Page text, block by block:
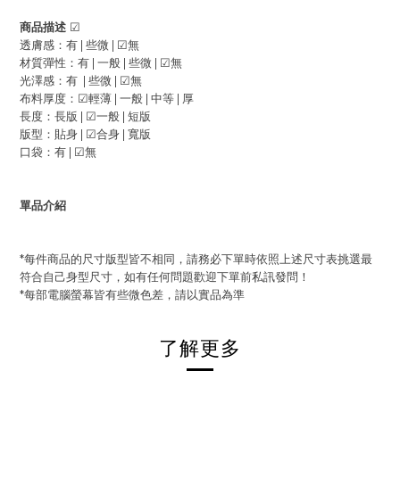
商品描述 ☑
透膚感：有 | 些微 | ☑無
材質彈性：有 | 一般 | 些微 | ☑無
光澤感：有 | 些微 | ☑無
布料厚度： ☑輕薄 | 一般 | 中等 | 厚
長度：長版 | ☑一般 | 短版
版型：貼身 | ☑合身 | 寬版
口袋：有 | ☑無
單品介紹
*每件商品的尺寸版型皆不相同，請務必下單時依照上述尺寸表挑選最
符合自己身型尺寸，如有任何問題歡迎下單前私訊發問！
*每部電腦螢幕皆有些微色差，請以實品為準
了解更多